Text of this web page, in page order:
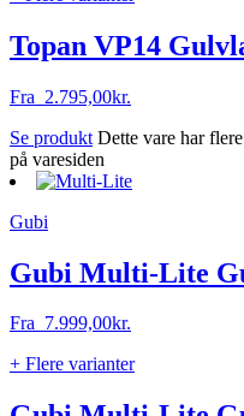
Topan VP14
Fra 2.795,00kr.
Se produkt Dette vare har
på varesiden
Gubi
Gubi Multi-Lite
Fra 7.999,00kr.
+ Flere varianter